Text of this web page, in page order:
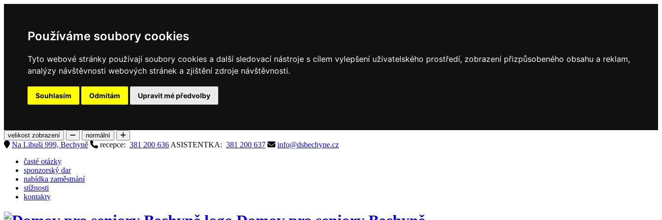
Používáme soubory cookies
Tyto webové stránky používají soubory cookies a další sledovací nástroje s cílem vylepšení uživatelského prostředí, zobrazení přizpůsobeného obsahu a reklam,
analýzy návštěvnosti webových stránek a zjištění zdroje návštěvnosti.
Souhlasím Odmítám Upravit mé předvolby
velikost zobrazení normální
Na Libuši 999, Bechyně recepce: 381 200 636 ASISTENTKA: 381 200 637
info@dsbechyne.cz
časté otázky
sponzorský dar
nabídka zaměstnání
stížnosti
kontakty